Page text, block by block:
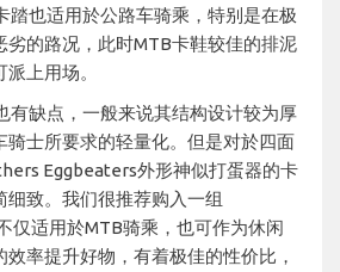
踏也适用於公路车骑乘，特别是在极
劣的路况，此时MTB卡鞋较佳的排泥
上用场。
有缺点，一般来说其结构设计较为厚
骑士所要求的轻量化。但是对於四面
Eggbeaters外形神似打蛋器的卡
细致。我们很推荐购入一组
仅适用於MTB骑乘，也可作为休闲
率提升好物，有着极佳的性价比，